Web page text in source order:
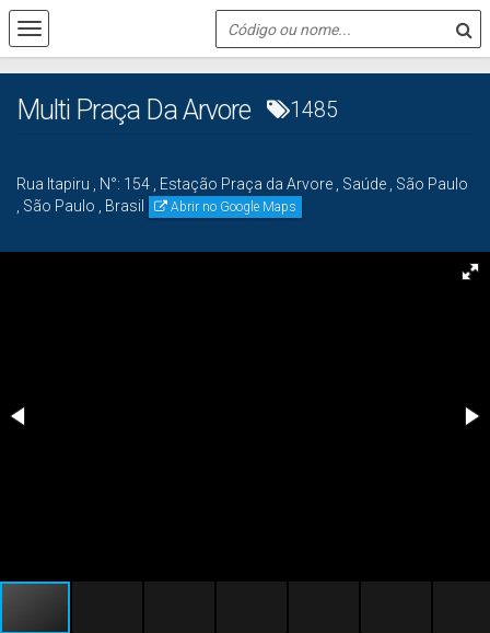
Multi Praça Da Arvore 1485
Rua Itapiru N°: 154 Estação Praça da Arvore Saúde
São Paulo
São Paulo Brasil Abrir no Google Maps